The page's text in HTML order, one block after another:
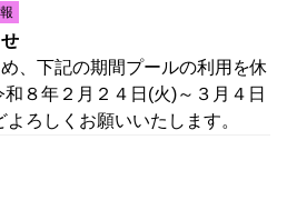
、下記の期間プールの利用を休
８年２月２４日(火)～３月４日
ろしくお願いいたします。